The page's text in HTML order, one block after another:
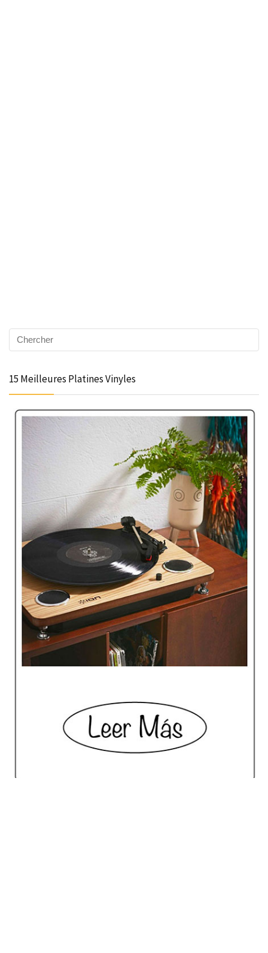
15 Meilleures Platines Vinyles